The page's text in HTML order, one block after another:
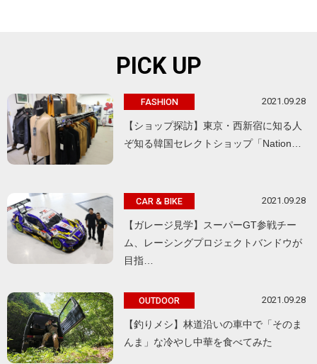
PICK UP
FASHION 2021.09.28
【ショップ探訪】東京・西新宿に知る人
ぞ知る韓国セレクトショップ「Nation…
CAR & BIKE 2021.09.28
【ガレージ見学】スーパーGT参戦チー
ム、レーシングプロジェクトバンドウが
目指…
OUTDOOR 2021.09.28
【釣りメシ】林道沿いの車中で「そのま
んま」な冷やし中華を食べてみた